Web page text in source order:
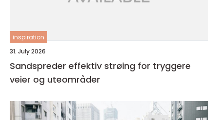
inspiration
31. July 2026
Sandspreder effektiv strøing for tryggere
veier og uteområder